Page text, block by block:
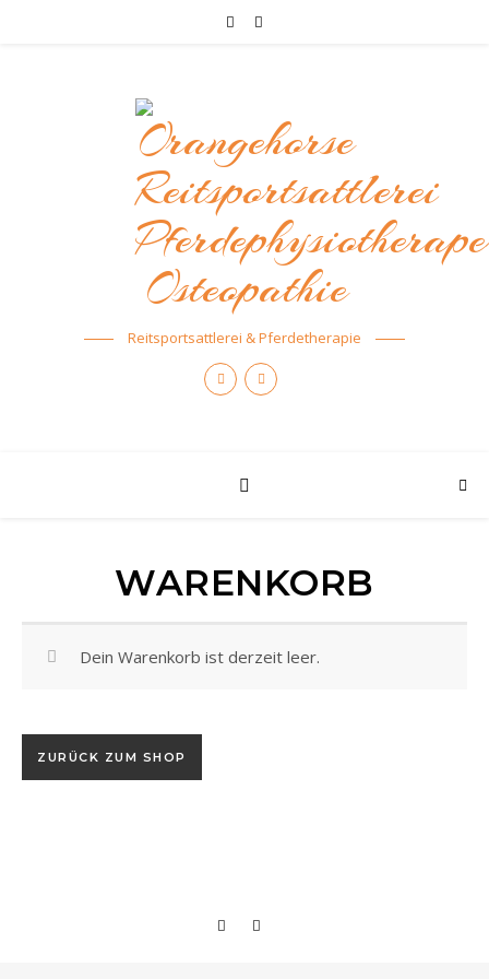
Reitsportsattlerei & Pferdetherapie
WARENKORB
Dein Warenkorb ist derzeit leer.
ZURÜCK ZUM SHOP